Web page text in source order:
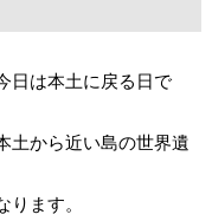
日は本土に戻る日で
土から近い島の世界遺
ます。